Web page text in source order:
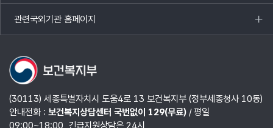
열기
관련국외기관 홈페이지
목록
열기
(30113) 세종특별자치시 도움4로 13 보건복지부 (정부세종청사 10동)
안내전화 : 보건복지상담센터 국번없이 129(무료)/ 평일
09:00~18:00, 긴급지원상담은 24시